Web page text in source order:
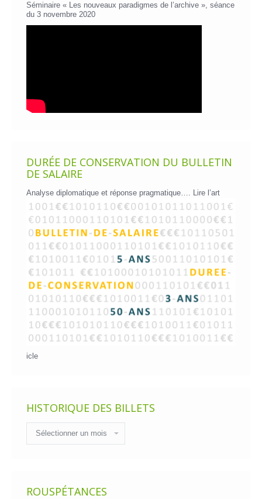
Séminaire « Les nouveaux paradigmes de l’archive », séance
du 3 novembre 2020
DURÉE DE CONSERVATION DU BULLETIN
DE SALAIRE
Analyse diplomatique et réponse pragmatique…. Lire l’art
icle
HISTORIQUE DES BILLETS
des
billets
ROUSPÉTANCES